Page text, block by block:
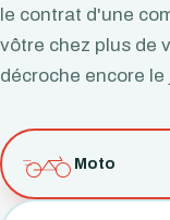
le contrat d'une
vôtre chez plus de
décroche encore
Moto